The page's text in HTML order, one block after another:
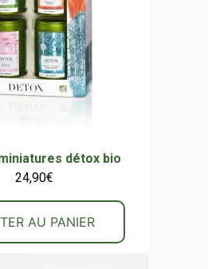
détox bio
24,90€
AU PANIER